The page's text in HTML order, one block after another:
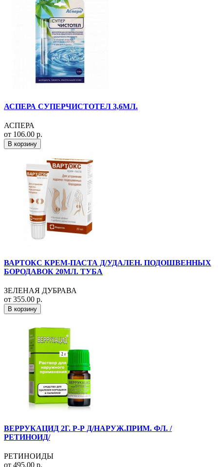
АСПЕРА СУПЕРЧИСТОТЕЛ 3,6МЛ.
АСПЕРА
от 106.00 р.
В корзину
ВАРТОКС КРЕМ-ПАСТА Д/УДАЛЕН. ПОДОШВЕННЫХ
БОРОДАВОК 20МЛ. ТУБА
ЗЕЛЕНАЯ ДУБРАВА
от 355.00 р.
В корзину
ВЕРРУКАЦИД 2Г. Р-Р Д/НАРУЖ.ПРИМ. ФЛ. /
РЕТИНОИД/
РЕТИНОИДЫ
от 495.00 р.